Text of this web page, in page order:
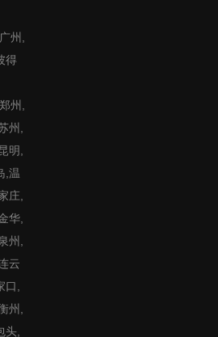
州,
得
州,
州,
明,
,温
庄,
华,
州,
云
口,
州,
头,